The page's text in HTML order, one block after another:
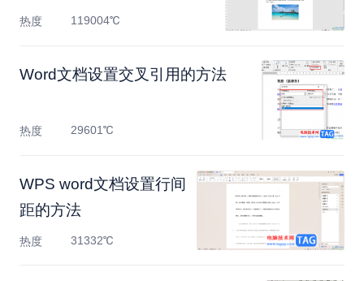
热度 119004℃
Word文档设置交叉引用的方法
热度 29601℃
WPS word文档设置行间
距的方法
热度 31332℃